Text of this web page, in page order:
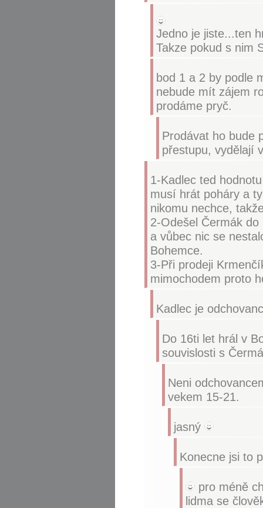
Jedno je jiste...ten
Takze pokud s nim
bod 1 a 2 by podle
nebude mít zájem
prodáme pryč.
Prodávat ho bude
přestupu, vydělají
1-Kadlec ted
musí hrát poháry a
nikomu nechce,
2-Odešel Čermák
a vůbec nic se
Bohemce.
3-Při prodeji
mimochodem proto
Kadlec je
Do 16ti let hrál v
souvislosti s
Neni
vekem 15-21.
jasný
Konecne jsi to
pro méně
lidma se